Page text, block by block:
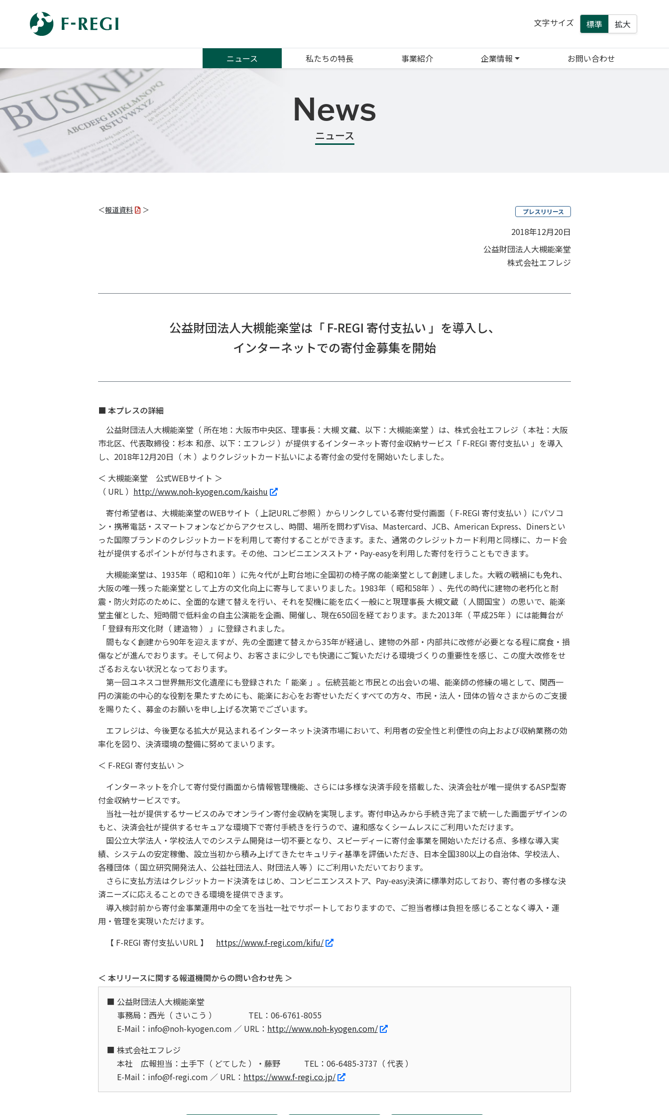
文字サイズ 標準 拡大
ニュース 私たちの特長 事業紹介 企業情報 お問い合わせ
News
ニュース
＜報道資料 ＞ プレスリリース
2018年12月20日
公益財団法人大槻能楽堂
株式会社エフレジ
公益財団法人大槻能楽堂は「 F-REGI 寄付支払い 」を導入し、
インターネットでの寄付金募集を開始
■ 本プレスの詳細
公益財団法人大槻能楽堂（ 所在地：大阪市中央区、理事長：大槻 文藏、以下：大槻能楽堂 ）は、株式会社エフレジ（ 本社：大阪
市北区、代表取締役：杉本 和彦、以下：エフレジ ）が提供するインターネット寄付金収納サービス「 F-REGI 寄付支払い 」を導入
し、2018年12月20日（ 木 ）よりクレジットカード払いによる寄付金の受付を開始いたしました。
＜ 大槻能楽堂 公式WEBサイト ＞
（ URL ） http://www.noh-kyogen.com/kaishu
寄付希望者は、大槻能楽堂のWEBサイト（ 上記URLご参照 ）からリンクしている寄付受付画面（ F-REGI 寄付支払い ）にパソコ
ン・携帯電話・スマートフォンなどからアクセスし、時間、場所を問わずVisa、Mastercard、JCB、American Express、Dinersとい
った国際ブランドのクレジットカードを利用して寄付することができます。また、通常のクレジットカード利用と同様に、カード会
社が提供するポイントが付与されます。その他、コンビニエンスストア・Pay-easyを利用した寄付を行うこともできます。
大槻能楽堂は、1935年（ 昭和10年 ）に先々代が上町台地に全国初の椅子席の能楽堂として創建しました。大戦の戦禍にも免れ、
大阪の唯一残った能楽堂として上方の文化向上に寄与してまいりました。1983年（ 昭和58年 ）、先代の時代に建物の老朽化と耐
震・防火対応のために、全面的な建て替えを行い、それを契機に能を広く一般にと現理事長 大槻文蔵（ 人間国宝 ）の思いで、能楽
堂主催とした、短時間で低料金の自主公演能を企画、開催し、現在650回を経ております。また2013年（ 平成25年 ）には能舞台が
「 登録有形文化財（ 建造物 ） 」に登録されました。
間もなく創建から90年を迎えますが、先の全面建て替えから35年が経過し、建物の外部・内部共に改修が必要となる程に腐食・損
傷などが進んでおります。そして何より、お客さまに少しでも快適にご覧いただける環境づくりの重要性を感じ、この度大改修をせ
ざるおえない状況となっております。
第一回ユネスコ世界無形文化遺産にも登録された「 能楽 」。伝統芸能と市民との出会いの場、能楽師の修練の場として、関西一
円の演能の中心的な役割を果たすためにも、能楽にお心をお寄せいただくすべての方々、市民・法人・団体の皆々さまからのご支援
を賜りたく、募金のお願いを申し上げる次第でございます。
エフレジは、今後更なる拡大が見込まれるインターネット決済市場において、利用者の安全性と利便性の向上および収納業務の効
率化を図り、決済環境の整備に努めてまいります。
＜ F-REGI 寄付支払い ＞
インターネットを介して寄付受付画面から情報管理機能、さらには多様な決済手段を搭載した、決済会社が唯一提供するASP型寄
付金収納サービスです。
当社一社が提供するサービスのみでオンライン寄付金収納を実現します。寄付申込みから手続き完了まで統一した画面デザインの
もと、決済会社が提供するセキュアな環境下で寄付手続きを行うので、違和感なくシームレスにご利用いただけます。
国公立大学法人・学校法人でのシステム開発は一切不要となり、スピーディーに寄付金事業を開始いただける点、多様な導入実
績、システムの安定稼働、設立当初から積み上げてきたセキュリティ基準を評価いただき、日本全国380以上の自治体、学校法人、
各種団体（ 国立研究開発法人、公益社団法人、財団法人等 ）にご利用いただいております。
さらに支払方法はクレジットカード決済をはじめ、コンビニエンスストア、Pay-easy決済に標準対応しており、寄付者の多様な決
済ニーズに応えることのできる環境を提供できます。
導入検討前から寄付金事業運用中の全てを当社一社でサポートしておりますので、ご担当者様は負担を感じることなく導入・運
用・管理を実現いただけます。
【 F-REGI 寄付支払いURL 】 https://www.f-regi.com/kifu/
＜ 本リリースに関する報道機関からの問い合わせ先 ＞
公益財団法人大槻能楽堂
事務局：西光（ さいこう ）
TEL：06-6761-8055
E-Mail：info@noh-kyogen.com ／ URL： http://www.noh-kyogen.com/
株式会社エフレジ
本社 広報担当：土手下（ どてした ）・藤野
TEL：06-6485-3737（ 代表 ）
E-Mail：info@f-regi.com ／ URL： https://www.f-regi.co.jp/